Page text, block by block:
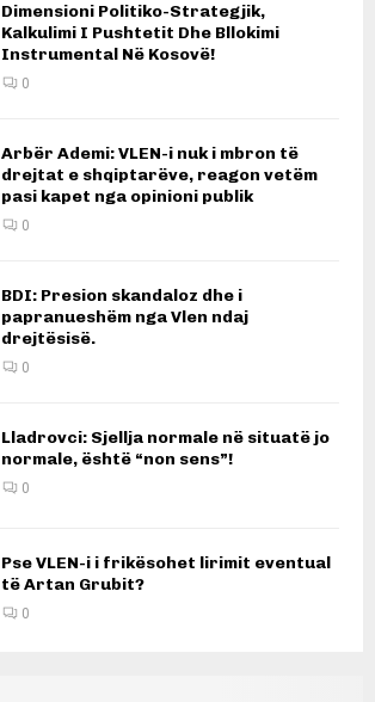
Dimensioni Politiko-Strategjik,
Kalkulimi I Pushtetit Dhe Bllokimi
Instrumental Në Kosovë!
0
Arbër Ademi: VLEN-i nuk i mbron të
drejtat e shqiptarëve, reagon vetëm
pasi kapet nga opinioni publik
0
BDI: Presion skandaloz dhe i
papranueshëm nga Vlen ndaj
drejtësisë.
0
Lladrovci: Sjellja normale në situatë jo
normale, është “non sens”!
0
Pse VLEN-i i frikësohet lirimit eventual
të Artan Grubit?
0